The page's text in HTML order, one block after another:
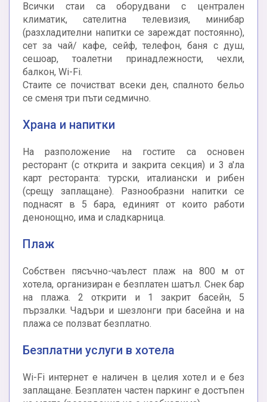
Всички стаи са оборудвани с централен
климатик, сателитна телевизия, минибар
(разхладителни напитки се зареждат постоянно),
сет за чай/ кафе, сейф, телефон, баня с душ,
сешоар, тоалетни принадлежности, чехли,
балкон, Wi-Fi.
Стаите се почистват всеки ден, спалното бельо
се сменя три пъти седмично.
Храна и напитки
На разположение на гостите са основен
ресторант (с открита и закрита секция) и 3 a'ла
карт ресторанта: турски, италиански и рибен
(срещу заплащане). Разнообразни напитки се
поднасят в 5 бара, единият от които работи
денонощно, има и сладкарница.
Плаж
Собствен пясъчно-чаълест плаж на 800 м от
хотела, организиран е безплатен шатъл. Снек бар
на плажа. 2 открити и 1 закрит басейн, 5
пързалки. Чадъри и шезлонги при басейна и на
плажа се ползват безплатно.
Безплатни услуги в хотела
Wi-Fi интернет е наличен в целия хотел и е без
заплащане. Безплатен частен паркинг е достъпен